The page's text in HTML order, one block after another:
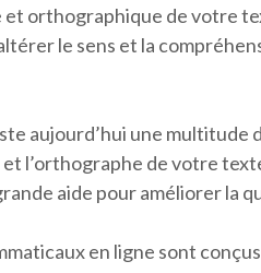
et orthographique de votre
le sens et la
aujourd’hui une multitude
l’orthographe de votre
aide pour améliorer la
en ligne sont